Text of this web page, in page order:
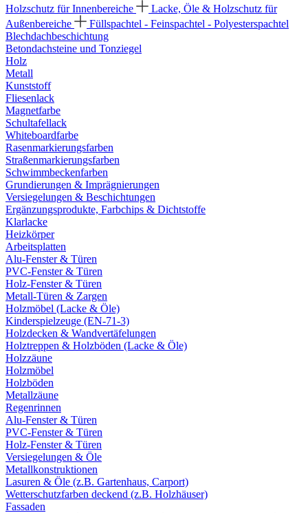
Holzschutz für Innenbereiche
Lacke, Öle & Holzschutz für
Außenbereiche
Füllspachtel - Feinspachtel - Polyesterspachtel
Blechdachbeschichtung
Betondachsteine und Tonziegel
Holz
Metall
Kunststoff
Fliesenlack
Magnetfarbe
Schultafellack
Whiteboardfarbe
Rasenmarkierungsfarben
Straßenmarkierungsfarben
Schwimmbeckenfarben
Grundierungen & Imprägnierungen
Versiegelungen & Beschichtungen
Ergänzungsprodukte, Farbchips & Dichtstoffe
Klarlacke
Heizkörper
Arbeitsplatten
Alu-Fenster & Türen
PVC-Fenster & Türen
Holz-Fenster & Türen
Metall-Türen & Zargen
Holzmöbel (Lacke & Öle)
Kinderspielzeuge (EN-71-3)
Holzdecken & Wandvertäfelungen
Holztreppen & Holzböden (Lacke & Öle)
Holzzäune
Holzmöbel
Holzböden
Metallzäune
Regenrinnen
Alu-Fenster & Türen
PVC-Fenster & Türen
Holz-Fenster & Türen
Versiegelungen & Öle
Metallkonstruktionen
Lasuren & Öle (z.B. Gartenhaus, Carport)
Wetterschutzfarben deckend (z.B. Holzhäuser)
Fassaden